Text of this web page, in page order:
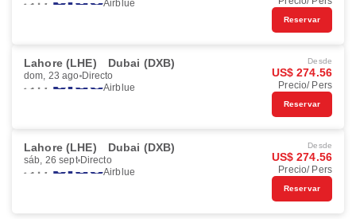
Airblue
Reservar
Lahore (LHE) Dubai (DXB)
dom, 23 ago Directo
Airblue
Desde
US$ 274.56
Precio/ Pers
Reservar
Lahore (LHE) Dubai (DXB)
sáb, 26 sept Directo
Airblue
Desde
US$ 274.56
Precio/ Pers
Reservar